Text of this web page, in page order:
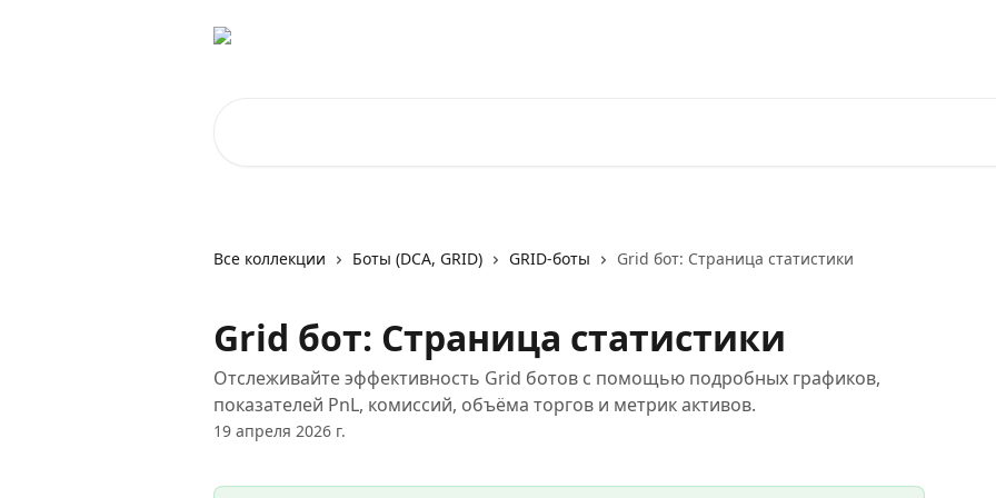
Все коллекции Боты (DCA, GRID) GRID-боты Grid бот: Страница статистики
Grid бот: Страница статистики
Отслеживайте эффективность Grid ботов с помощью подробных графиков,
показателей PnL, комиссий, объёма торгов и метрик активов.
19 апреля 2026 г.